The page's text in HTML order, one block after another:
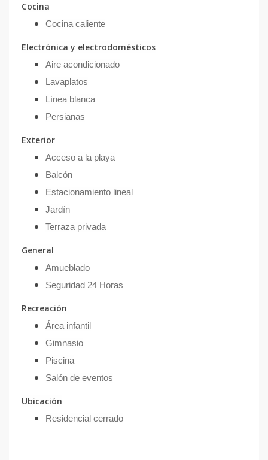
Cocina
Cocina caliente
Electrónica y electrodomésticos
Aire acondicionado
Lavaplatos
Línea blanca
Persianas
Exterior
Acceso a la playa
Balcón
Estacionamiento lineal
Jardín
Terraza privada
General
Amueblado
Seguridad 24 Horas
Recreación
Área infantil
Gimnasio
Piscina
Salón de eventos
Ubicación
Residencial cerrado